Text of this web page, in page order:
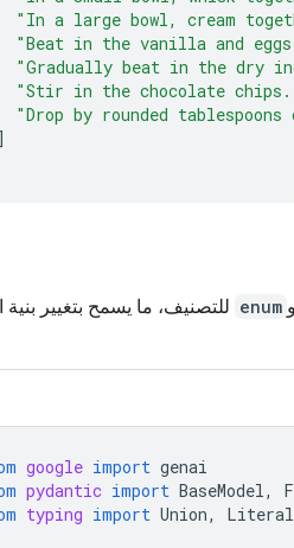
"In a large bowl, cream
"Beat in the vanilla and
"Gradually beat in the dry
"Stir in the chocolate
"Drop by rounded
]
enum للتصنيف، ما يسمح بتغيير بنية
google import genai
pydantic import BaseModel,
typing import Union, Literal